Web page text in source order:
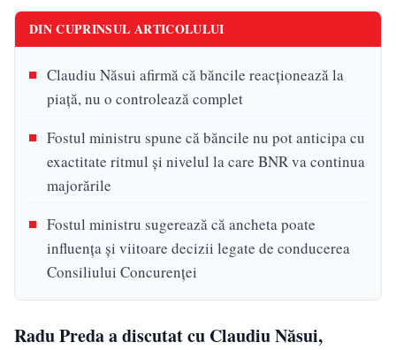
DIN CUPRINSUL ARTICOLULUI
Claudiu Năsui afirmă că băncile reacționează la
piață, nu o controlează complet
Fostul ministru spune că băncile nu pot anticipa cu
exactitate ritmul și nivelul la care BNR va continua
majorările
Fostul ministru sugerează că ancheta poate
influența și viitoare decizii legate de conducerea
Consiliului Concurenței
Radu Preda a discutat cu Claudiu Năsui,